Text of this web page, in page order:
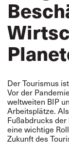
Der Tourismus
Vor der
weltweiten BIP
Arbeitsplätze.
Fußabdrucks
eine wichtige
Zukunft des